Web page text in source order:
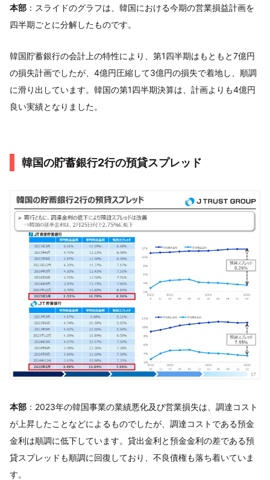
本部 ：スライドのグラフは、韓国における今期の営業損益計画を
四半期ごとに分解したものです。
韓国貯蓄銀行の会計上の特性により、第1四半期はもともと7億円
の損失計画でしたが、4億円圧縮して3億円の損失で着地し、順調
に滑り出しています。韓国の第1四半期決算は、計画よりも4億円
良い実績となりました。
韓国の貯蓄銀行2行の預貸スプレッド
本部 ：2023年の韓国事業の業績悪化及び営業損失は、調達コスト
が上昇したことなどによるものでしたが、調達コストである預金
金利は順調に低下しています。貸出金利と預金金利の差である預
貸スプレッドも順調に回復しており、不良債権も落ち着いていま
す。